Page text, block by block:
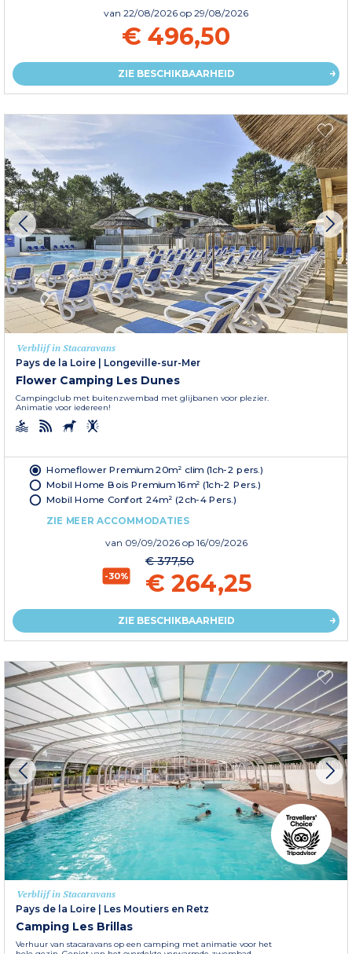
van 22/08/2026 op 29/08/2026
€ 496,50
ZIE BESCHIKBAARHEID
Verblijf in Stacaravans
Pays de la Loire | Longeville-sur-Mer
Flower Camping Les Dunes
Campingclub met buitenzwembad met glijbanen voor plezier.
Animatie voor iedereen!
Homeflower Premium 20m² clim (1ch-2 pers.)
Mobil Home Bois Premium 16m² (1ch-2 Pers.)
Mobil Home Confort 24m² (2ch-4 Pers.)
ZIE MEER ACCOMMODATIES
van 09/09/2026 op 16/09/2026
-30%
€ 377,50
€ 264,25
ZIE BESCHIKBAARHEID
Verblijf in Stacaravans
Pays de la Loire | Les Moutiers en Retz
Camping Les Brillas
Verhuur van stacaravans op een camping met animatie voor het